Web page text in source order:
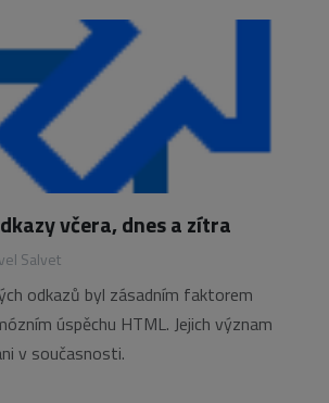
včera, dnes a zítra
Salvet
odkazů byl zásadním faktorem
úspěchu HTML. Jejich význam
v současnosti.